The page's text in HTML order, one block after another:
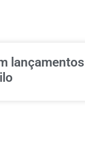
lançamentos